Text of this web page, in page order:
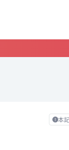
本